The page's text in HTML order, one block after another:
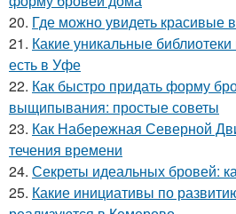
20. Где можно увидеть
21. Какие уникальные
есть в Уфе
22. Как быстро придать форму
выщипывания: простые советы
23. Как Набережная Северной
течения времени
24. Секреты идеальных бровей:
25. Какие инициативы по